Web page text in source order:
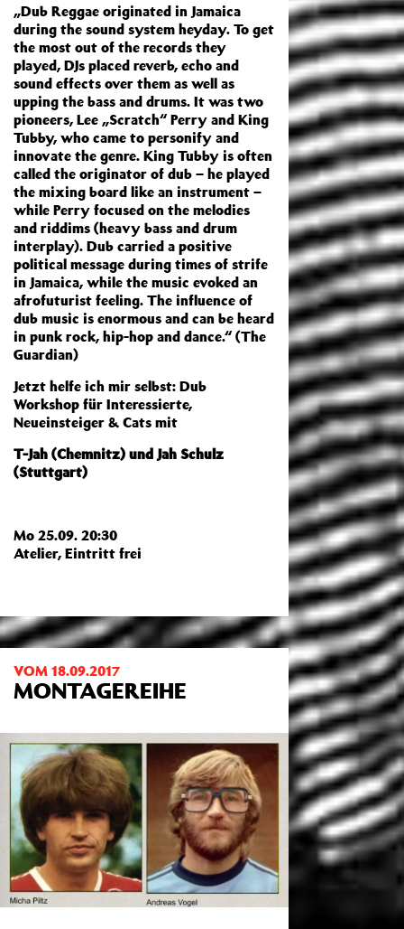
„Dub Reggae originated in Jamaica
during the sound system heyday. To get
the most out of the records they
played, DJs placed reverb, echo and
sound effects over them as well as
upping the bass and drums. It was two
pioneers, Lee „Scratch“ Perry and King
Tubby, who came to personify and
innovate the genre. King Tubby is often
called the originator of dub – he played
the mixing board like an instrument –
while Perry focused on the melodies
and riddims (heavy bass and drum
interplay). Dub carried a positive
political message during times of strife
in Jamaica, while the music evoked an
afrofuturist feeling. The influence of
dub music is enormous and can be heard
in punk rock, hip-hop and dance.“ (The
Guardian)
Jetzt helfe ich mir selbst: Dub
Workshop für Interessierte,
Neueinsteiger & Cats mit
T-Jah (Chemnitz) und Jah Schulz
(Stuttgart)
Mo 25.09. 20:30
Atelier, Eintritt frei
VOM 18.09.2017
MONTAGEREIHE